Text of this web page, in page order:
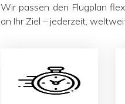
Wir passen den Flugplan
an Ihr Ziel – jederzeit,